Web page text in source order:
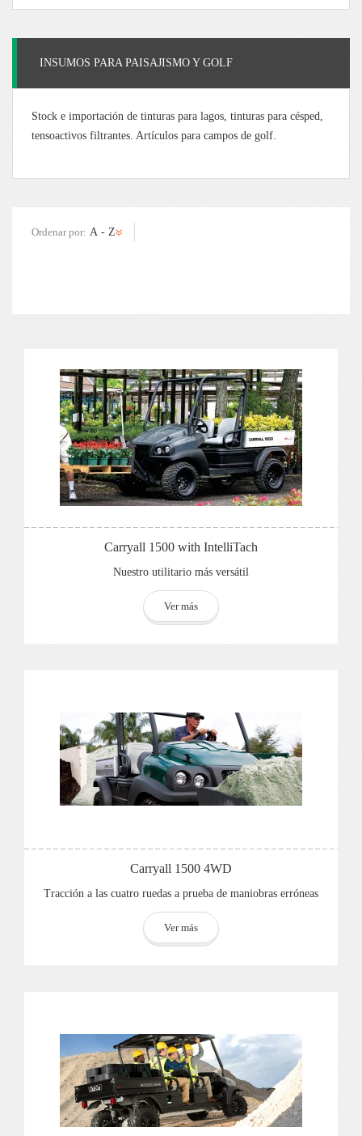
INSUMOS PARA PAISAJISMO Y GOLF
Stock e importación de tinturas para lagos, tinturas para césped,
tensoactivos filtrantes. Artículos para campos de golf.
Ordenar por:
Carryall 1500 with IntelliTach
Nuestro utilitario más versátil
Ver más
Carryall 1500 4WD
Tracción a las cuatro ruedas a prueba de maniobras erróneas
Ver más